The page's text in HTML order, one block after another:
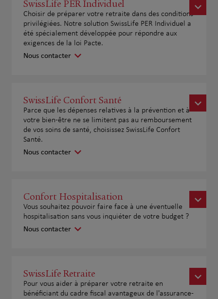
SwissLife PER Individuel
Choisir de préparer votre retraite dans des conditions
privilégiées. Notre solution SwissLife PER Individuel a
été spécialement développée pour répondre aux
exigences de la loi Pacte.
Nous contacter
SwissLife Confort Santé
Parce que les dépenses relatives à la prévention et à
votre bien-être ne se limitent pas au remboursement
de vos soins de santé, choisissez SwissLife Confort
Santé.
Nous contacter
Confort Hospitalisation
Vous souhaitez pouvoir faire face à une éventuelle
hospitalisation sans vous inquiéter de votre budget ?
Nous contacter
SwissLife Retraite
Pour vous aider à préparer votre retraite en
bénéficiant du cadre fiscal avantageux de l'assurance-